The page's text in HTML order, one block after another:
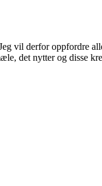
vil derfor oppfordre
det nytter og disse